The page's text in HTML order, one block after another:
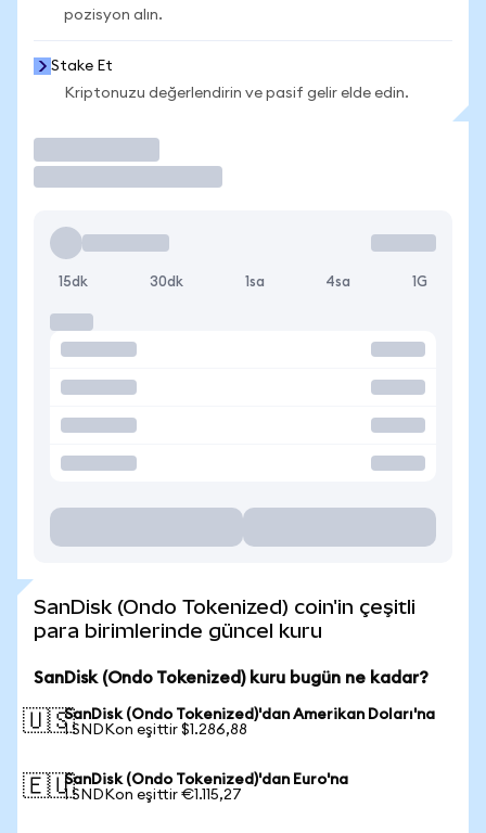
pozisyon alın.
Stake Et
Kriptonuzu değerlendirin ve pasif gelir elde edin.
15dk 30dk 1sa 4sa 1G
SanDisk (Ondo Tokenized) coin'in çeşitli
para birimlerinde güncel kuru
SanDisk (Ondo Tokenized) kuru bugün ne kadar?
🇺🇸SanDisk (Ondo Tokenized)'dan Amerikan Doları'na
1 SNDKon eşittir $1.286,88
🇪🇺SanDisk (Ondo Tokenized)'dan Euro'na
1 SNDKon eşittir €1.115,27